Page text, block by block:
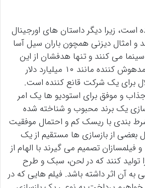
است، زیرا دیگر داستان های اورجینال
و امثال دیزنی همچون باران سیل آسا
سینما می کنند و تنها هدفشان از این
کار، رسیدن به مبلغی مدهوش کننده مانند ۱۰ میلیارد دلار
برای یک شرکت قانع کننده است.
و موفق برای استودیو ها یک امر
یک برند محبوب و شناخته شده
بندی با ریسک کم و احتمال موفقیت
بعضی از بازسازی ها مستقیم از یک
فیلمسازان تصمیم می گیرند با الهام از
تولید کنند که در لحن، سبک و طرح
آن اثر داشته باشد. فیلم هایی که در